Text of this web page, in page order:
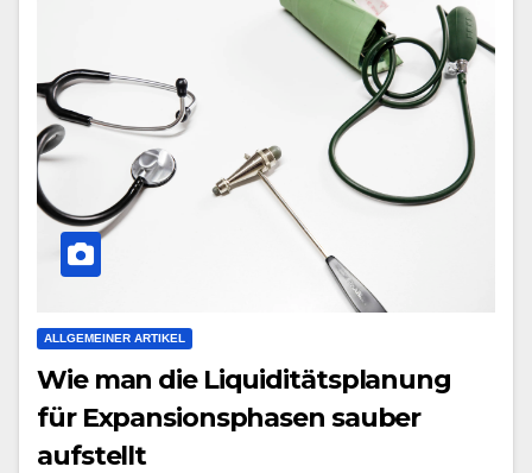
ALLGEMEINER ARTIKEL
Wie man die Liquiditätsplanung
für Expansionsphasen sauber
aufstellt